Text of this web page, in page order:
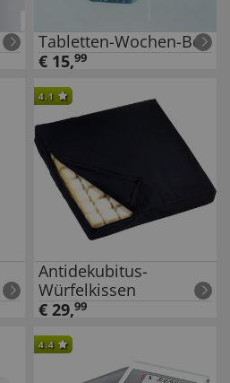
Tabletten-Wochen-Box
€ 15,99
4.1
Antidekubitus-
Würfelkissen
€ 29,99
4.4